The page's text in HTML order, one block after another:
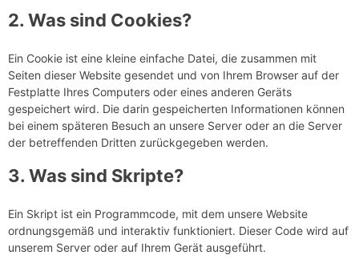
2. Was sind Cookies?
Ein Cookie ist eine kleine einfache Datei, die zusammen mit
Seiten dieser Website gesendet und von Ihrem Browser auf der
Festplatte Ihres Computers oder eines anderen Geräts
gespeichert wird. Die darin gespeicherten Informationen können
bei einem späteren Besuch an unsere Server oder an die Server
der betreffenden Dritten zurückgegeben werden.
3. Was sind Skripte?
Ein Skript ist ein Programmcode, mit dem unsere Website
ordnungsgemäß und interaktiv funktioniert. Dieser Code wird auf
unserem Server oder auf Ihrem Gerät ausgeführt.